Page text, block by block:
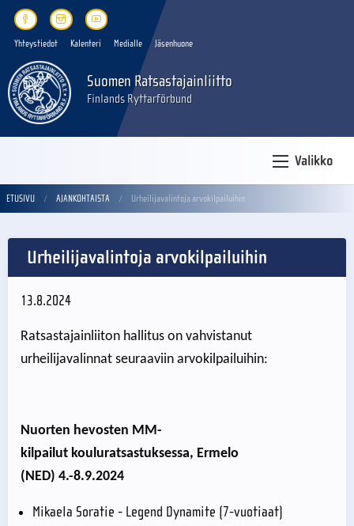
Yhteystiedot Kalenteri Medialle Jäsenhuone
Suomen Ratsastajainliitto
Finlands Ryttarförbund
Valikko
ETUSIVU AJANKOHTAISTA Urheilijavalintoja arvokilpailuihin
Urheilijavalintoja arvokilpailuihin
13.8.2024
Ratsastajainliiton hallitus on vahvistanut
urheilijavalinnat seuraaviin arvokilpailuihin:
Nuorten hevosten MM-
kilpailut kouluratsastuksessa, Ermelo
(NED) 4.-8.9.2024
Mikaela Soratie - Legend Dynamite (7-vuotiaat)